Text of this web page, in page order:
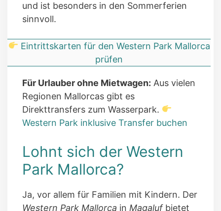
und ist besonders in den Sommerferien
sinnvoll.
Eintrittskarten für den Western Park Mallorca
prüfen
Für Urlauber ohne Mietwagen: Aus vielen
Regionen Mallorcas gibt es
Direkttransfers zum Wasserpark.
Western Park inklusive Transfer buchen
Lohnt sich der Western
Park Mallorca?
Ja, vor allem für Familien mit Kindern. Der
Western Park Mallorca in Magaluf bietet